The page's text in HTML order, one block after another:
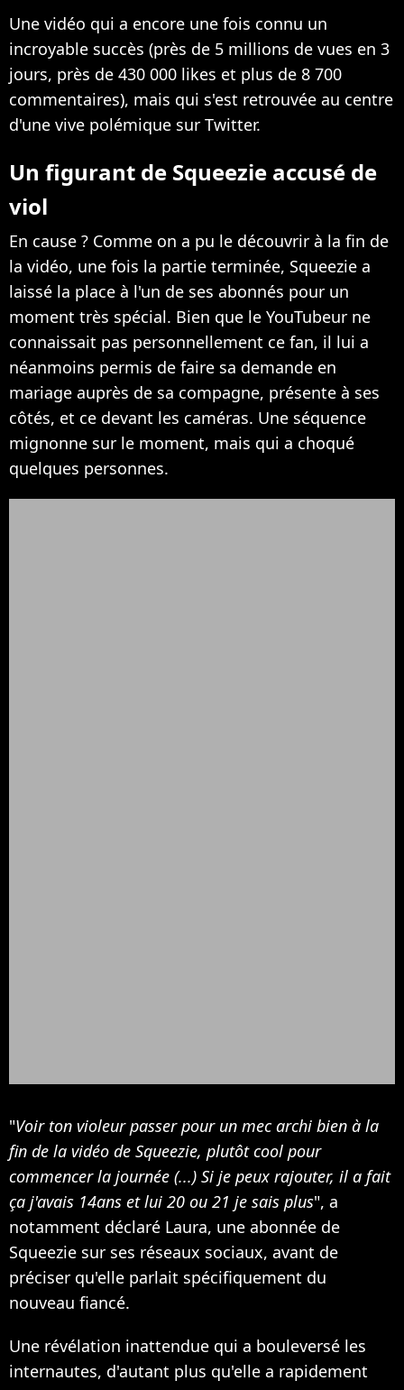
Une vidéo qui a encore une fois connu un
incroyable succès (près de 5 millions de vues en 3
jours, près de 430 000 likes et plus de 8 700
commentaires), mais qui s'est retrouvée au centre
d'une vive polémique sur Twitter.
Un figurant de Squeezie accusé de
viol
En cause ? Comme on a pu le découvrir à la fin de
la vidéo, une fois la partie terminée, Squeezie a
laissé la place à l'un de ses abonnés pour un
moment très spécial. Bien que le YouTubeur ne
connaissait pas personnellement ce fan, il lui a
néanmoins permis de faire sa demande en
mariage auprès de sa compagne, présente à ses
côtés, et ce devant les caméras. Une séquence
mignonne sur le moment, mais qui a choqué
quelques personnes.
"Voir ton violeur passer pour un mec archi bien à la
fin de la vidéo de Squeezie, plutôt cool pour
commencer la journée (...) Si je peux rajouter, il a fait
ça j'avais 14ans et lui 20 ou 21 je sais plus", a
notamment déclaré Laura, une abonnée de
Squeezie sur ses réseaux sociaux, avant de
préciser qu'elle parlait spécifiquement du
nouveau fiancé.
Une révélation inattendue qui a bouleversé les
internautes, d'autant plus qu'elle a rapidement